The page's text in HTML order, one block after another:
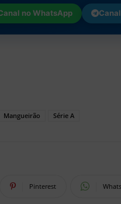
noWhatsApp
Mangueirão Série A
Pinterest